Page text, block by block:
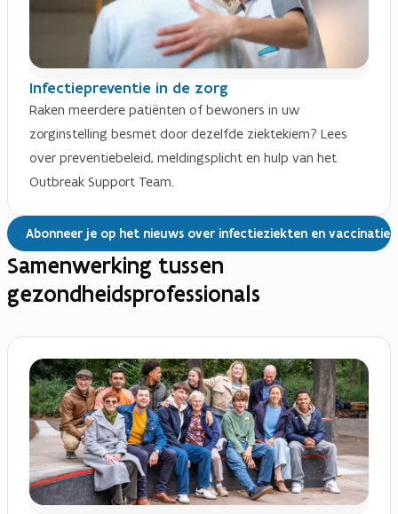
Infectiepreventie in de zorg
Raken meerdere patiënten of bewoners in uw
zorginstelling besmet door dezelfde ziektekiem? Lees
over preventiebeleid, meldingsplicht en hulp van het
Outbreak Support Team.
Abonneer je op het nieuws over infectieziekten en vaccinaties
Samenwerking tussen
gezondheidsprofessionals